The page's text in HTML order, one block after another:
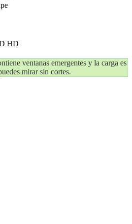
HD
ventanas emergentes y la carga es
mirar sin cortes.